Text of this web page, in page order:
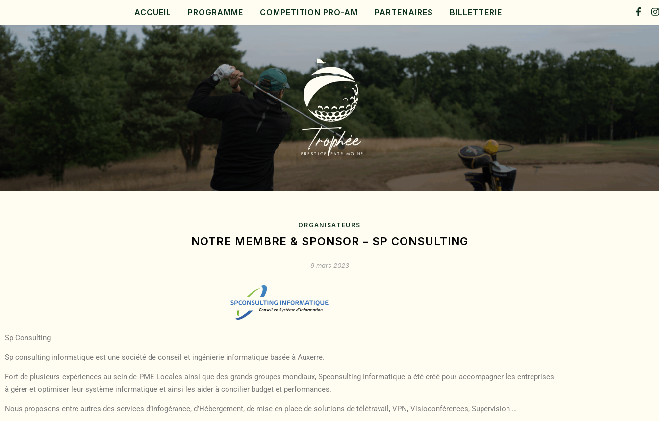
ACCUEIL PROGRAMME COMPETITION PRO-AM PARTENAIRES BILLETTERIE
ORGANISATEURS
NOTRE MEMBRE & SPONSOR – SP CONSULTING
9 mars 2023
Sp Consulting
Sp consulting informatique est une société de conseil et ingénierie informatique basée à Auxerre.
Fort de plusieurs expériences au sein de PME Locales ainsi que des grands groupes mondiaux, Spconsulting Informatique a été créé pour accompagner les entreprises
à gérer et optimiser leur système informatique et ainsi les aider à concilier budget et performances.
Nous proposons entre autres des services d’Infogérance, d’Hébergement, de mise en place de solutions de télétravail, VPN, Visioconférences, Supervision …